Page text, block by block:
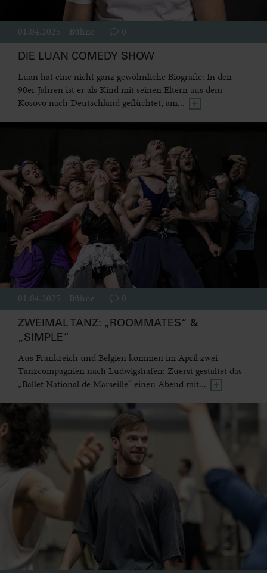
01.04.2025 Bühne 0
DIE LUAN COMEDY SHOW
Luan hat eine nicht ganz gewöhnliche Biografie: In den
90er Jahren ist er als Kind mit seinen Eltern aus dem
Kosovo nach Deutschland geflüchtet, am...
01.04.2025 Bühne 0
ZWEIMAL TANZ: „ROOMMATES“ &
„SIMPLE“
Aus Frankreich und Belgien kommen im April zwei
Tanzcompagnien nach Ludwigshafen: Zuerst gestaltet das
„Ballet National de Marseille“ einen Abend mit...